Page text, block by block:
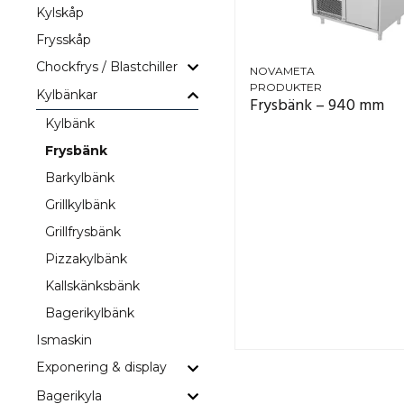
I sortimentet finns modeller med 2, 3 eller fler
En professionell frysbänk bidrar till ett mer effektivt
Kylskåp
Frysskåp
Chockfrys / Blastchiller
Kylbänkar
Kylbänk
Frysbänk
Barkylbänk
Grillkylbänk
Grillfrysbänk
Pizzakylbänk
Kallskänksbänk
Bagerikylbänk
Ismaskin
Exponering & display
Bagerikyla
NOVAMETA
PRODUKTER
Frysbänk – 940 mm